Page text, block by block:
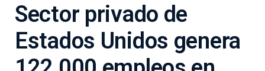
Sector privado de
Estados Unidos genera